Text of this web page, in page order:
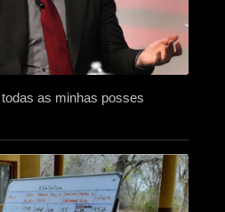
as minhas posses